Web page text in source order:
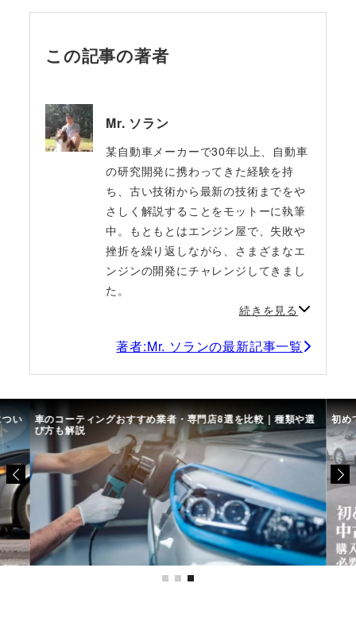
この記事の著者
Mr. ソラン
某自動車メーカーで30年以上、自動車
の研究開発に携わってきた経験を持
ち、古い技術から最新の技術までをや
さしく解説することをモットーに執筆
中。もともとはエンジン屋で、失敗や
挫折を繰り返しながら、さまざまなエ
ンジンの開発にチャレンジしてきまし
た。
続きを見る
著者:Mr. ソランの最新記事一覧
い 車のコーティングおすすめ業者・専門店8選を比較｜種類や選
び方も解説
初め